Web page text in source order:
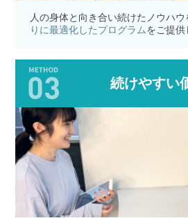
人の身体と向き合い続けたノウハウ
りに最適化したプログラムをご提供
続けやすい